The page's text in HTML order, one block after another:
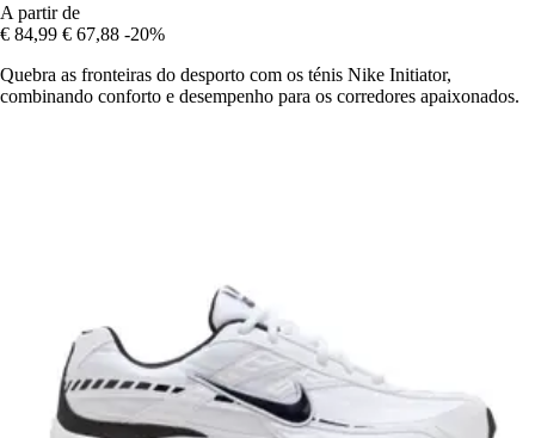
A partir de
€ 84,99 € 67,88 -20%
Quebra as fronteiras do desporto com os ténis Nike Initiator,
combinando conforto e desempenho para os corredores apaixonados.